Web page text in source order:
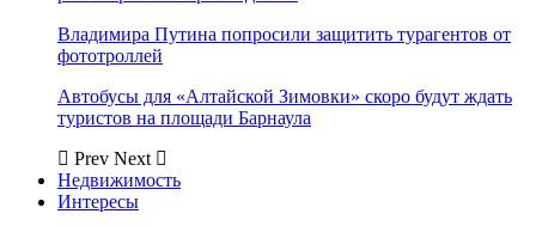
Владимира Путина попросили защитить турагентов от
фототроллей
Автобусы для «Алтайской Зимовки» скоро будут ждать
туристов на площади Барнаула
Prev Next
Недвижимость
Интересы